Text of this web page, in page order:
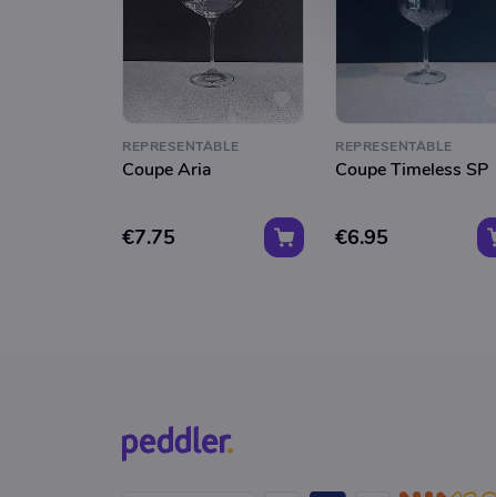
REPRESENTABLE
Coupe Aria
€7.75
REPRESENTABLE
Coupe Timeless SP
€6.95